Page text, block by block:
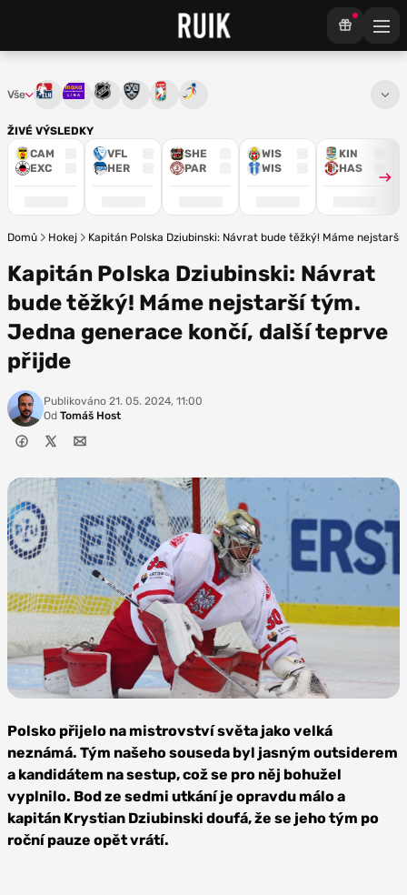
ŽIVÉ VÝSLEDKY
CAM
EXC
VFL
HER
SHE
PAR
WIS
WIS
KIN
HAS
Vše Tipsport extraliga
Maxa ligaNHL KHL Mistrovství světa
Domů Hokej Kapitán Polska Dziubinski: Návrat bude těžký! Máme
Kapitán Polska Dziubinski: Návrat
bude těžký! Máme nejstarší tým.
Jedna generace končí, další teprve
přijde
Publikováno 21. 05. 2024, 11:00
Od Tomáš Host
Depositphotos
Polsko přijelo na mistrovství světa jako velká
neznámá. Tým našeho souseda byl jasným outsiderem
a kandidátem na sestup, což se pro něj bohužel
vyplnilo. Bod ze sedmi utkání je opravdu málo a
kapitán Krystian Dziubinski doufá, že se jeho tým po
roční pauze opět vrátí.